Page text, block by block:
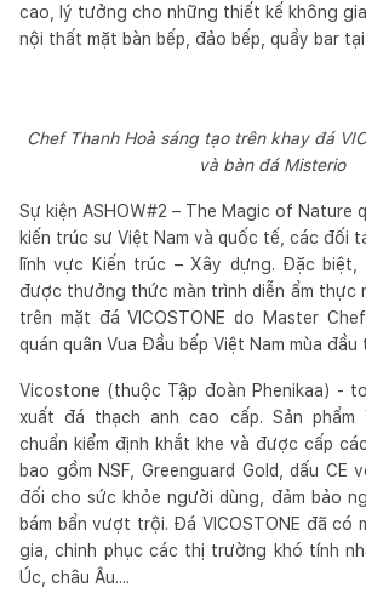
cao, lý tưởng cho những thiết kế không
nội thất mặt bàn bếp, đảo bếp, quầy bar tại
Chef Thanh Hoà sáng tạo trên khay đá
và bàn đá Misterio
Sự kiện ASHOW#2 – The Magic of Nature
kiến trúc sư Việt Nam và quốc tế, các đối
lĩnh vực Kiến trúc – Xây dựng. Đặc biệt,
được thưởng thức màn trình diễn ẩm thực
trên mặt đá VICOSTONE do Master
quán quân Vua Đầu bếp Việt Nam mùa đầu
Vicostone (thuộc Tập đoàn Phenikaa) -
xuất đá thạch anh cao cấp. Sản phẩm
chuẩn kiểm định khắt khe và được cấp
bao gồm NSF, Greenguard Gold, dấu
đối cho sức khỏe người dùng, đảm bảo
bám bẩn vượt trội. Đá VICOSTONE đã có
gia, chinh phục các thị trường khó tính
Úc, châu Âu....